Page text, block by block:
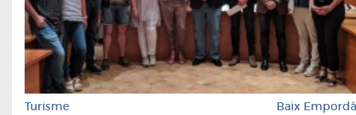
Turisme Baix Empordà